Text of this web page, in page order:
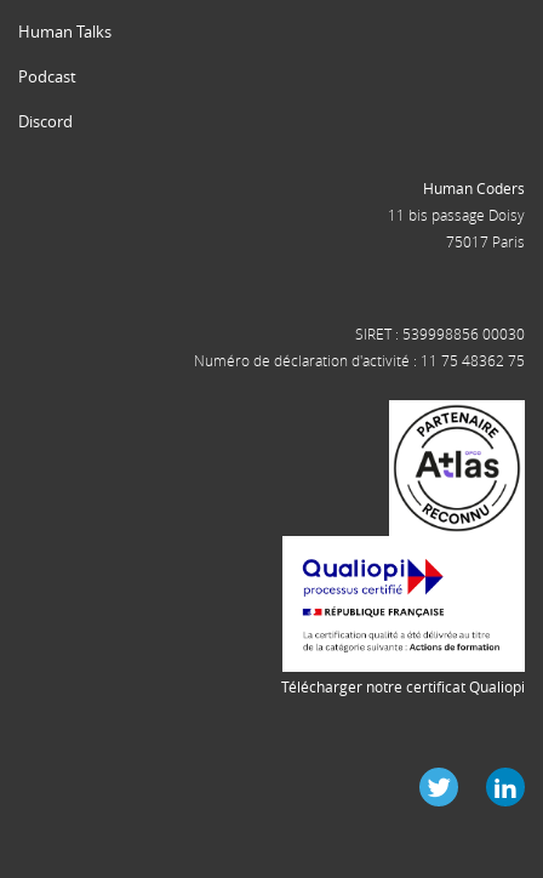
Human Talks
Podcast
Discord
Human Coders
11 bis passage Doisy
75017 Paris
SIRET : 539998856 00030
Numéro de déclaration d'activité : 11 75 48362 75
Télécharger notre certificat Qualiopi